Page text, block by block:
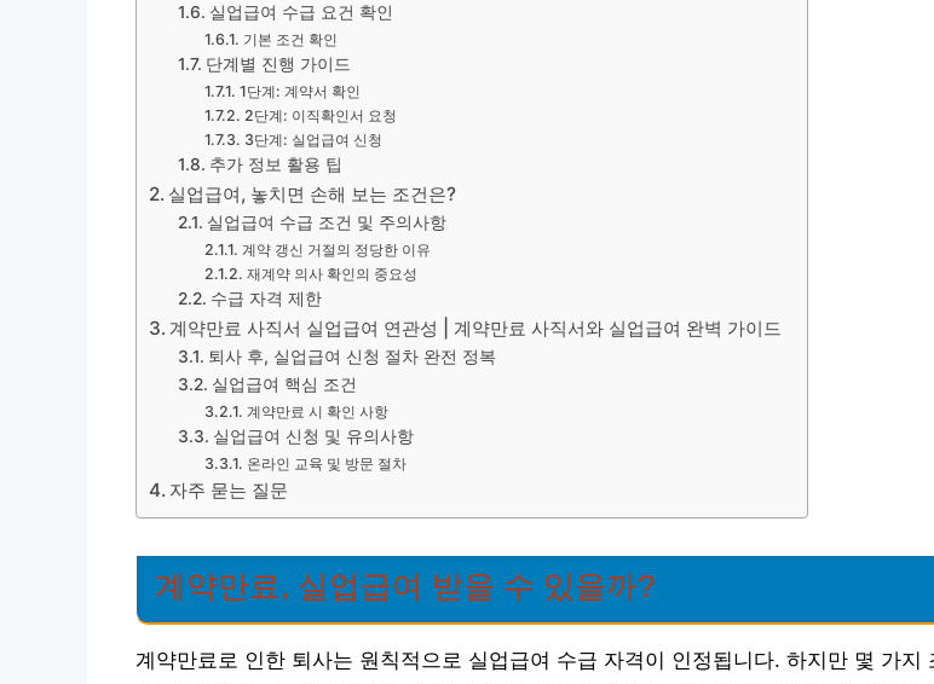
실업급여 수급 요건 확인
기본 조건 확인
단계별 진행 가이드
1단계: 계약서 확인
2단계: 이직확인서 요청
3단계: 실업급여 신청
추가 정보 활용 팁
실업급여, 놓치면 손해 보는 조건은?
실업급여 수급 조건 및 주의사항
계약 갱신 거절의 정당한 이유
재계약 의사 확인의 중요성
수급 자격 제한
계약만료 사직서 실업급여 연관성 | 계약만료 사직서와 실업급여 완벽 가이드
퇴사 후, 실업급여 신청 절차 완전 정복
실업급여 핵심 조건
계약만료 시 확인 사항
실업급여 신청 및 유의사항
온라인 교육 및 방문 절차
자주 묻는 질문
계약만료, 실업급여 받을 수 있을까?
계약만료로 인한 퇴사는 원칙적으로 실업급여 수급 자격이 인정됩니다. 하지만 몇 가지